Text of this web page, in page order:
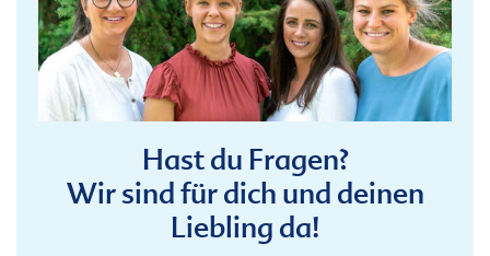
Hast du Fragen?
Wir sind für dich und deinen
Liebling da!